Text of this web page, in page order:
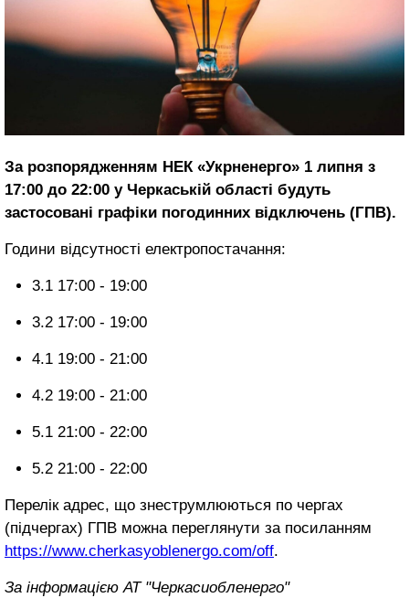
За розпорядженням НЕК «Укрненерго» 1 липня з
17:00 до 22:00 у Черкаській області будуть
застосовані графіки погодинних відключень (ГПВ).
Години відсутності електропостачання:
3.1 17:00 - 19:00
3.2 17:00 - 19:00
4.1 19:00 - 21:00
4.2 19:00 - 21:00
5.1 21:00 - 22:00
5.2 21:00 - 22:00
Перелік адрес, що знеструмлюються по чергах
(підчергах) ГПВ можна переглянути за посиланням
https://www.cherkasyoblenergo.com/off.
За інформацією АТ "Черкасиобленерго"